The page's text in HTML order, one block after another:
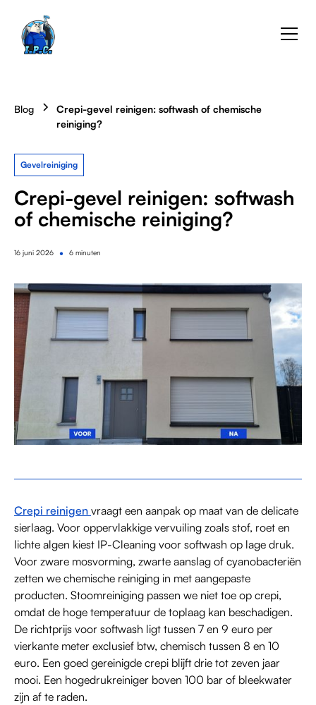
Blog
Crepi-gevel reinigen: softwash of chemische
reiniging?
Gevelreiniging
Crepi-gevel reinigen: softwash
of chemische reiniging?
16 juni 2026 • 6 minuten
Crepi reinigen vraagt een aanpak op maat van de delicate
sierlaag. Voor oppervlakkige vervuiling zoals stof, roet en
lichte algen kiest IP-Cleaning voor softwash op lage druk.
Voor zware mosvorming, zwarte aanslag of cyanobacteriën
zetten we chemische reiniging in met aangepaste
producten. Stoomreiniging passen we niet toe op crepi,
omdat de hoge temperatuur de toplaag kan beschadigen.
De richtprijs voor softwash ligt tussen 7 en 9 euro per
vierkante meter exclusief btw, chemisch tussen 8 en 10
euro. Een goed gereinigde crepi blijft drie tot zeven jaar
mooi. Een hogedrukreiniger boven 100 bar of bleekwater
zijn af te raden.